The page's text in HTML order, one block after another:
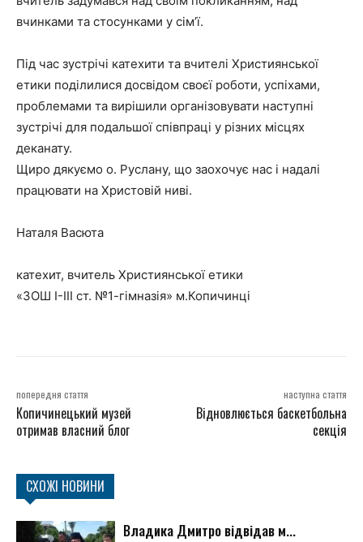
вчинками та стосунками у сім’ї.
Під час зустрічі катехити та вчителі Християнської
етики поділилися досвідом своєї роботи, успіхами,
проблемами та вирішили організовувати наступні
зустрічі для подальшої співпраці у різних місцях
деканату.
Щиро дякуємо о. Руслану, що заохочує нас і надалі
працювати на Христовій ниві.
Наталя Васюта
катехит, вчитель Християнської етики
«ЗОШ І-ІІІ ст. №1-гімназія» м.Копичинці
попередня стаття
Копичинецький музей
отримав власний блог
наступна стаття
Відновлюється баскетбольна
секція
СХОЖІ НОВИНИ
Владика Дмитро відвідав м...